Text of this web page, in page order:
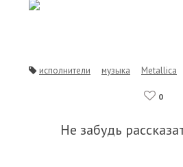
исполнители музыка Metallica
0
Не забудь